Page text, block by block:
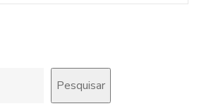
Pesquisar